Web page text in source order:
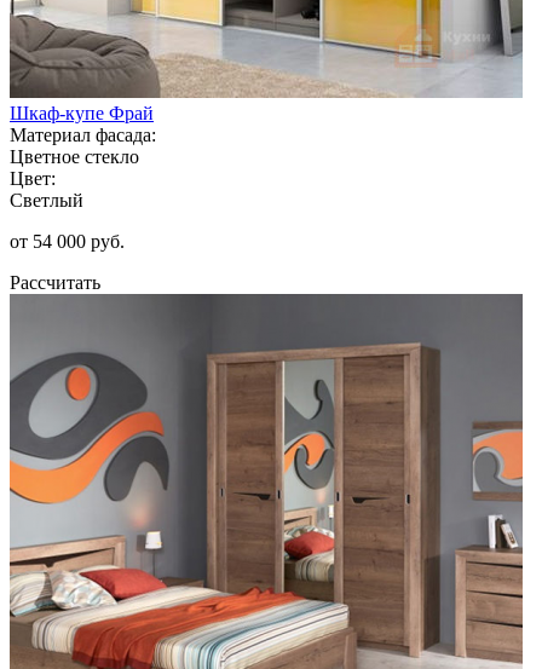
Шкаф-купе Фрай
Материал фасада:
Цветное стекло
Цвет:
Светлый
от 54 000 руб.
Рассчитать